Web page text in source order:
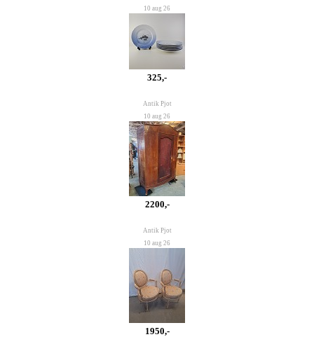
10 aug 26
325,-
Antik Pjot
10 aug 26
2200,-
Antik Pjot
10 aug 26
1950,-